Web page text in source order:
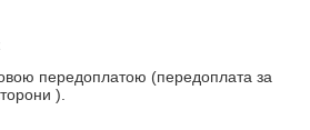
передоплатою (передоплата за
).